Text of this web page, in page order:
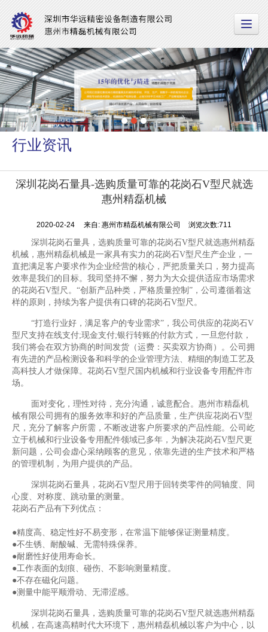
行业资讯
深圳花岗石量具-选购质量可靠的花岗石V型尺就选
惠州精磊机械
2020-02-24 来自: 惠州市精磊机械有限公司 浏览次数:711
深圳花岗石量具，选购质量可靠的花岗石V型尺就选惠州精磊
机械，惠州精磊机械是一家具有实力的花岗石V型尺生产企业，一
直把满足客户要求作为企业经营的核心，严把质量关口，努力提高
效率是我们的目标。我司坚持不懈，努力为大众提供适应市场需求
的花岗石V型尺。“创新产品种类，严格质量控制”，公司遵循着这
样的原则，持续为客户提供有口碑的花岗石V型尺。
“打造行业好，满足客户的专业需求”，我公司供应的花岗石V
型尺支持在线支付;现金支付;银行转账的付款方式，一旦您付款，
我们将会在双方协商的时间发货（运费：买卖双方协商）。公司拥
有先进的产品检测设备和科学的企业管理方法、精细的制造工艺及
高科技人才做保障。花岗石V型尺国内机械和行业设备专用配件市
场。
面对变化，理性对待，充分沟通，诚意配合。惠州市精磊机
械有限公司拥有的服务效率和好的产品质量，生产供应花岗石V型
尺，充分了解客户所需，不断改进客户所要求的产品性能。公司屹
立于机械和行业设备专用配件领域已多年，为解决花岗石V型尺更
新问题，公司会虚心采纳顾客的意见，依靠先进的生产技术和严格
的管理机制，为用户提供的产品。
深圳花岗石量具，花岗石V型尺用于回转类零件的同轴度、同
心度、对称度、跳动量的测量。
花岗石产品有下列优点：
●精度高、稳定性好不易变形，在常温下能够保证测量精度。
●不生锈、耐酸碱、无需特殊保养。
●耐磨性好使用寿命长。
●工作表面的划痕、碰伤、不影响测量精度。
●不存在磁化问题。
●测量中能平顺滑动、无滞涩感。
深圳花岗石量具，选购质量可靠的花岗石V型尺就选惠州精磊
机械，在高速高精时代大环境下，惠州精磊机械以客户为中心，以